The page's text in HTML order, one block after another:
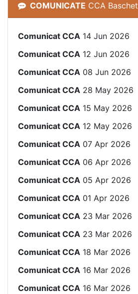
COMUNICATE CCA Baschet
Comunicat CCA 14 Jun 2026
Comunicat CCA 12 Jun 2026
Comunicat CCA 08 Jun 2026
Comunicat CCA 28 May 2026
Comunicat CCA 15 May 2026
Comunicat CCA 12 May 2026
Comunicat CCA 07 Apr 2026
Comunicat CCA 06 Apr 2026
Comunicat CCA 05 Apr 2026
Comunicat CCA 01 Apr 2026
Comunicat CCA 23 Mar 2026
Comunicat CCA 23 Mar 2026
Comunicat CCA 18 Mar 2026
Comunicat CCA 16 Mar 2026
Comunicat CCA 16 Mar 2026